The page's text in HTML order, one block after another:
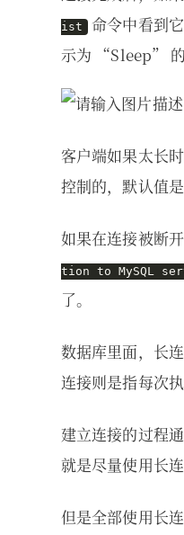
ist 命令中看到
示为 “Sleep” 的
客户端如果太长
控制的，默认值是
如果在连接被断
tion to MySQL
了。
数据库里面，长
连接则是指每次
建立连接的过程
就是尽量使用长连
但是全部使用长